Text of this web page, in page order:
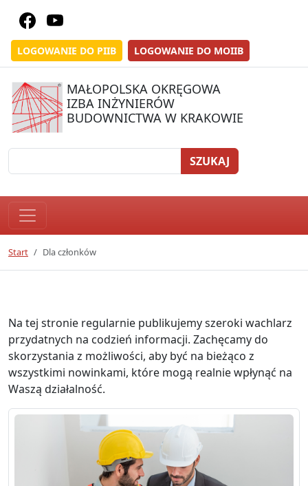
LOGOWANIE DO PIIB LOGOWANIE DO MOIIB
MAŁOPOLSKA OKRĘGOWA
IZBA INŻYNIERÓW
BUDOWNICTWA W KRAKOWIE
SZUKAJ
Start Dla członków
Na tej stronie regularnie publikujemy szeroki wachlarz
przydatnych na codzień informacji. Zachęcamy do
skorzystania z możliwości, aby być na bieżąco z
wszystkimi nowinkami, które mogą realnie wpłynąć na
Waszą działalność.